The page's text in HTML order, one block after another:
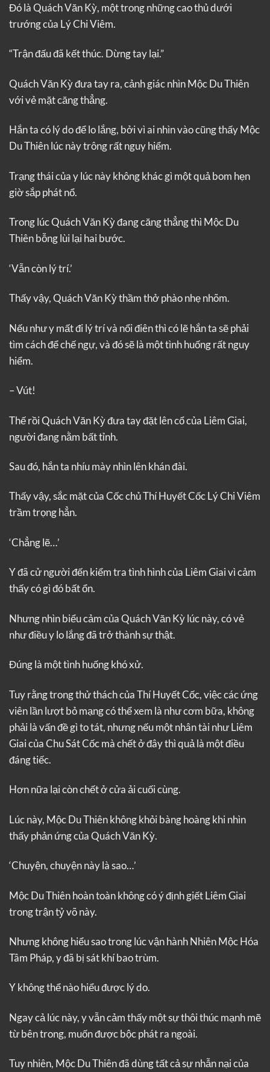
Đó là Quách Văn Kỳ, một trong những cao thủ dưới
trướng của Lý Chi Viêm.
“Trận đấu đã kết thúc. Dừng tay lại.”
Quách Văn Kỳ đưa tay ra, cảnh giác nhìn Mộc Du Thiên
với vẻ mặt căng thẳng.
Hắn ta có lý do để lo lắng, bởi vì ai nhìn vào cũng thấy Mộc
Du Thiên lúc này trông rất nguy hiểm.
Trạng thái của y lúc này không khác gì một quả bom hẹn
giờ sắp phát nổ.
Trong lúc Quách Văn Kỳ đang căng thẳng thì Mộc Du
Thiên bỗng lùi lại hai bước.
‘Vẫn còn lý trí.’
Thấy vậy, Quách Văn Kỳ thầm thở phào nhẹ nhõm.
Nếu như y mất đi lý trí và nổi điên thì có lẽ hắn ta sẽ phải
tìm cách để chế ngự, và đó sẽ là một tình huống rất nguy
hiểm.
– Vút!
Thế rồi Quách Văn Kỳ đưa tay đặt lên cổ của Liêm Giai,
người đang nằm bất tỉnh.
Sau đó, hắn ta nhíu mày nhìn lên khán đài.
Thấy vậy, sắc mặt của Cốc chủ Thí Huyết Cốc Lý Chi Viêm
trầm trọng hẳn.
‘Chẳng lẽ…’
Y đã cử người đến kiểm tra tình hình của Liêm Giai vì cảm
thấy có gì đó bất ổn.
Nhưng nhìn biểu cảm của Quách Văn Kỳ lúc này, có vẻ
như điều y lo lắng đã trở thành sự thật.
Đúng là một tình huống khó xử.
Tuy rằng trong thử thách của Thí Huyết Cốc, việc các ứng
viên lần lượt bỏ mạng có thể xem là như cơm bữa, không
phải là vấn đề gì to tát, nhưng nếu một nhân tài như Liêm
Giai của Chu Sát Cốc mà chết ở đây thì quả là một điều
đáng tiếc.
Hơn nữa lại còn chết ở cửa ải cuối cùng.
Lúc này, Mộc Du Thiên không khỏi bàng hoàng khi nhìn
thấy phản ứng của Quách Văn Kỳ.
‘Chuyện, chuyện này là sao…’
Mộc Du Thiên hoàn toàn không có ý định giết Liêm Giai
trong trận tỷ võ này.
Nhưng không hiểu sao trong lúc vận hành Nhiên Mộc Hóa
Tâm Pháp, y đã bị sát khí bao trùm.
Y không thể nào hiểu được lý do.
Ngay cả lúc này, y vẫn cảm thấy một sự thôi thúc mạnh mẽ
từ bên trong, muốn được bộc phát ra ngoài.
Tuy nhiên, Mộc Du Thiên đã dùng tất cả sự nhẫn nại của